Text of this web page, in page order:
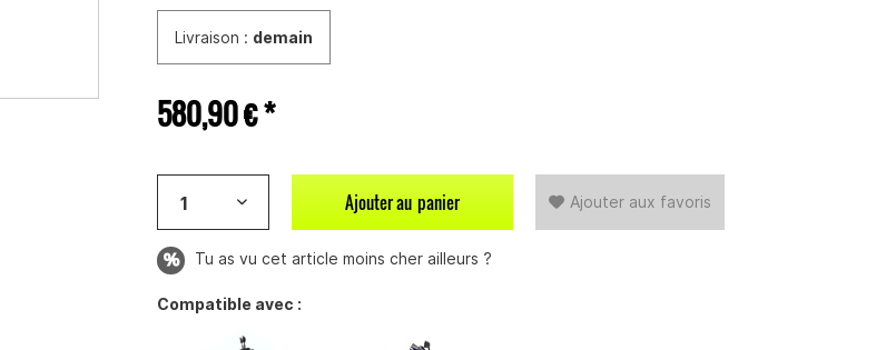
Livraison : demain
580,90 € *
Ajouter au panier Ajouter aux favoris
Tu as vu cet article moins cher ailleurs ?
Compatible avec :